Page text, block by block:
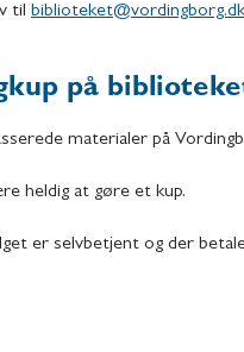
til biblioteket@vordingborg.dk
på
materialer på
heldig at gøre et kup.
er selvbetjent og der